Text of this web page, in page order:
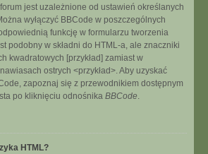
jest uzależnione od ustawień określanych
wyłączyć BBCode w poszczególnych
funkcję w formularzu tworzenia
podobny w składni do HTML-a, ale znaczniki
kwadratowych [przykład] zamiast w
ostrych <przykład>. Aby uzyskać
zapoznaj się z przewodnikiem dostępnym
po kliknięciu odnośnika BBCode.
HTML?